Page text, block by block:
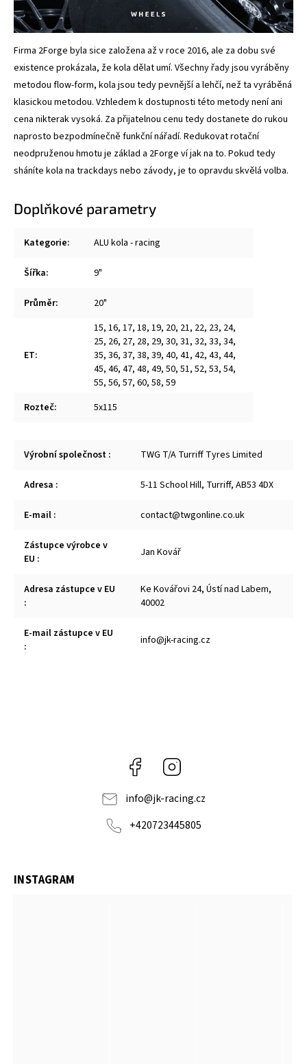
Firma 2Forge byla sice založena až v roce 2016, ale za dobu své
existence prokázala, že kola dělat umí. Všechny řady jsou vyráběny
metodou flow-form, kola jsou tedy pevnější a lehčí, než ta vyráběná
klasickou metodou. Vzhledem k dostupnosti této metody není ani
cena nikterak vysoká. Za přijatelnou cenu tedy dostanete do rukou
naprosto bezpodmínečně funkční nářadí. Redukovat rotační
neodpruženou hmotu je základ a 2Forge ví jak na to. Pokud tedy
sháníte kola na trackdays nebo závody, je to opravdu skvělá volba.
Doplňkové parametry
Kategorie: ALU kola - racing
Šířka: 9"
Průměr: 20"
ET:
15, 16, 17, 18, 19, 20, 21, 22, 23, 24,
25, 26, 27, 28, 29, 30, 31, 32, 33, 34,
35, 36, 37, 38, 39, 40, 41, 42, 43, 44,
45, 46, 47, 48, 49, 50, 51, 52, 53, 54,
55, 56, 57, 60, 58, 59
Rozteč: 5x115
Výrobní společnost : TWG T/A Turriff Tyres Limited
Adresa : 5-11 School Hill, Turriff, AB53 4DX
E-mail : contact@twgonline.co.uk
Zástupce výrobce v
EU : Jan Kovář
Adresa zástupce v EU
:
Ke Kovářovi 24, Ústí nad Labem,
40002
E-mail zástupce v EU
:
info@jk-racing.cz
Facebook
info@jk-racing.cz
+420723445805
INSTAGRAM